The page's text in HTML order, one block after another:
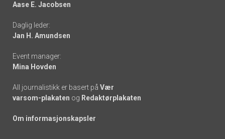
-
links
Aase E. Jacobsen
Daglig leder:
Jan H. Amundsen
Event manager:
Mina Hovden
All journalistikk er basert på Vær
varsom-plakaten og Redaktørplakaten
Om informasjonskapsler